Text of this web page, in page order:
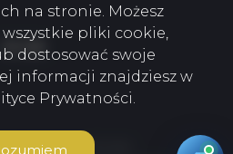
Facebook
Facebook
Facebook
© 2026
na stronie. Możesz
pliki cookie,
dostosować swoje
informacji znajdziesz w
Prywatności.